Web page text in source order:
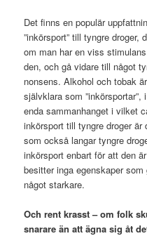
Det finns en populär
”inkörsport” till tyngre
om man har en viss
den, och gå vidare till något
nonsens. Alkohol och tobak
självklara som
enda sammanhanget i vilket
inkörsport till tyngre droger
som också langar tyngre
inkörsport enbart för att den
besitter inga egenskaper
något starkare.
Och rent krasst– om folk
snarare än att ägna sig åt